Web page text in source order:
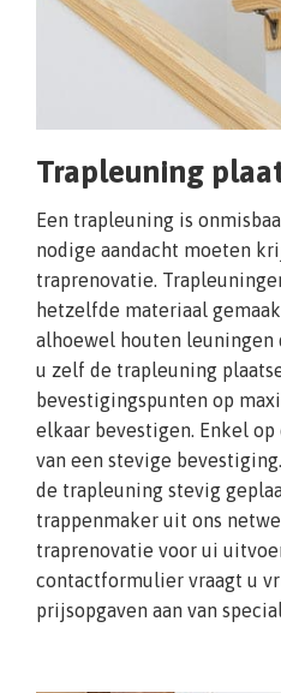
Trapleuning
Een trapleuning is
nodige aandacht moeten
traprenovatie.
hetzelfde materiaal
alhoewel houten
u zelf de trapleuning
bevestigingspunten op
elkaar bevestigen. Enkel
van een stevige
de trapleuning stevig
trappenmaker uit ons
traprenovatie voor ui
contactformulier vraagt u
prijsopgaven aan van